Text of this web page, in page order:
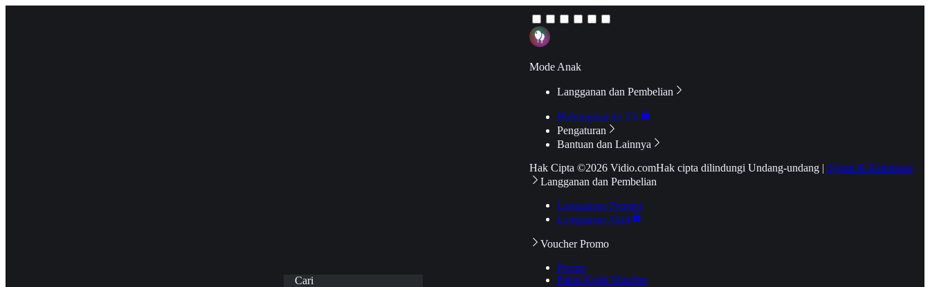
Cari
Mode Anak
Langganan dan Pembelian
Hubungkan ke TV
Pengaturan
Bantuan dan Lainnya
Hak Cipta ©2026 Vidio.comHak cipta dilindungi Undang-undang | Syarat & Ketentuan
Langganan dan Pembelian
Langganan Premier
Langganan Aktif
Voucher Promo
Promo
Pakai Kode Voucher